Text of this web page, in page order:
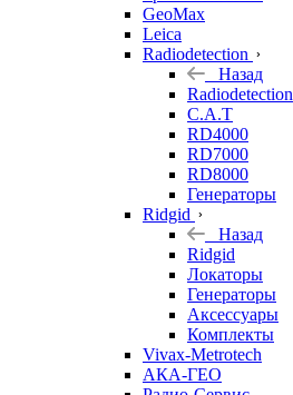
GeoMax
Leica
Radiodetection
Назад
Radiodetection
C.A.T
RD4000
RD7000
RD8000
Генераторы
Ridgid
Назад
Ridgid
Локаторы
Генераторы
Аксессуары
Комплекты
Vivax-Metrotech
АКА-ГЕО